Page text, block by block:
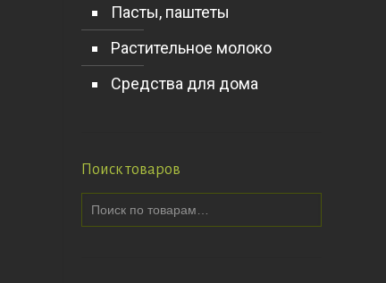
Пасты, паштеты
Растительное молоко
Средства для дома
Поиск товаров